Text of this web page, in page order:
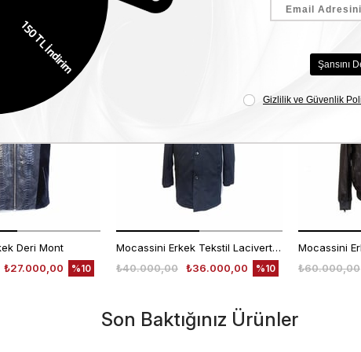
Deri Mont
₺27.000,00
%10
Mocassini Erkek Tekstil Lacivert Deri Mont
₺36.000,00
₺40.000,00 %10 ₺60.000,00
%5
Son Baktığınız Ürünler